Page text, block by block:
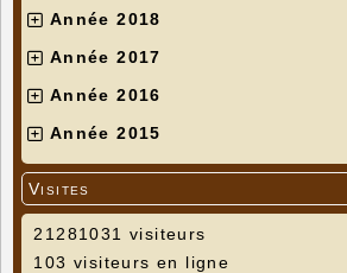
Année 2018
Année 2017
Année 2016
Année 2015
Visites
21281031 visiteurs
103 visiteurs en ligne